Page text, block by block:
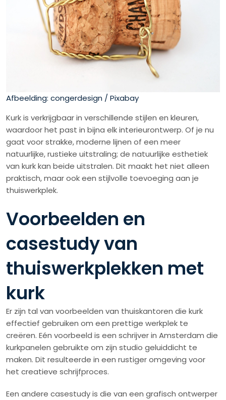
Afbeelding: congerdesign / Pixabay
Kurk is verkrijgbaar in verschillende stijlen en kleuren,
waardoor het past in bijna elk interieurontwerp. Of je nu
gaat voor strakke, moderne lijnen of een meer
natuurlijke, rustieke uitstraling; de natuurlijke esthetiek
van kurk kan beide uitstralen. Dit maakt het niet alleen
praktisch, maar ook een stijlvolle toevoeging aan je
thuiswerkplek.
Voorbeelden en
casestudy van
thuiswerkplekken met
kurk
Er zijn tal van voorbeelden van thuiskantoren die kurk
effectief gebruiken om een prettige werkplek te
creëren. Eén voorbeeld is een schrijver in Amsterdam die
kurkpanelen gebruikte om zijn studio geluiddicht te
maken. Dit resulteerde in een rustiger omgeving voor
het creatieve schrijfproces.
Een andere casestudy is die van een grafisch ontwerper